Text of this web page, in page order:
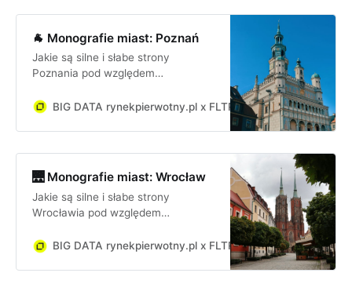
🐐 Monografie miast: Poznań
Jakie są silne i słabe strony
Poznania pod względem
zagrożenia dla firmy lub inwestora
BIG DATA rynekpierwotny.pl x FLTR Jan Dziekoński
🌉 Monografie miast: Wrocław
Jakie są silne i słabe strony
Wrocławia pod względem
zagrożenia dla firmy lub inwestora
BIG DATA rynekpierwotny.pl x FLTR Jan Dziekoński